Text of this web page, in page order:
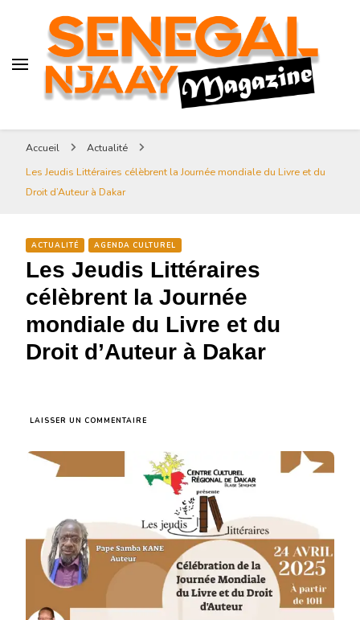
Senegal-njaay.com littérature
Africaine littérature sénégalaise
Art et Culture
Magazine Sénégal Njaay –
Senegal-njaay.com littérature
Africaine littérature
sénégalaise Art et Culture
revue littéraire africaine
Accueil
Actualité
Les Jeudis Littéraires célèbrent la Journée mondiale du Livre et du
Droit d’Auteur à Dakar
ACTUALITÉ AGENDA CULTUREL
Les Jeudis Littéraires
célèbrent la Journée
mondiale du Livre et du
Droit d’Auteur à Dakar
LAISSER UN COMMENTAIRE
LITTÉRAIRES
CÉLÈBRENT
LA
JOURNÉE
MONDIALE
DU
LIVRE
ET
DU
DROIT
D’AUTEUR